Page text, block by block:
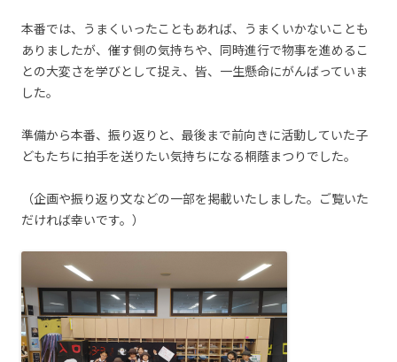
本番では、うまくいったこともあれば、うまくいかないことも
ありましたが、催す側の気持ちや、同時進行で物事を進めるこ
との大変さを学びとして捉え、皆、一生懸命にがんばっていま
した。
準備から本番、振り返りと、最後まで前向きに活動していた子
どもたちに拍手を送りたい気持ちになる桐蔭まつりでした。
（企画や振り返り文などの一部を掲載いたしました。ご覧いた
だければ幸いです。）